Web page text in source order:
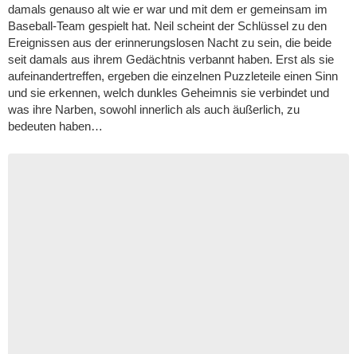
damals genauso alt wie er war und mit dem er gemeinsam im
Baseball-Team gespielt hat. Neil scheint der Schlüssel zu den
Ereignissen aus der erinnerungslosen Nacht zu sein, die beide
seit damals aus ihrem Gedächtnis verbannt haben. Erst als sie
aufeinandertreffen, ergeben die einzelnen Puzzleteile einen Sinn
und sie erkennen, welch dunkles Geheimnis sie verbindet und
was ihre Narben, sowohl innerlich als auch äußerlich, zu
bedeuten haben…